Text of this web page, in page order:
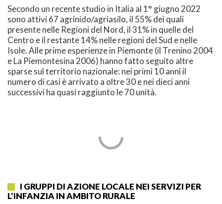
Secondo un recente studio in Italia al 1° giugno 2022
sono attivi 67 agrinido/agriasilo, il 55% dei quali
presente nelle Regioni del Nord, il 31% in quelle del
Centro e il restante 14% nelle regioni del Sud e nelle
Isole. Alle prime esperienze in Piemonte (il Trenino 2004
e La Piemontesina 2006) hanno fatto seguito altre
sparse sul territorio nazionale: nei primi 10 anni il
numero di casi è arrivato a oltre 30 e nei dieci anni
successivi ha quasi raggiunto le 70 unità.
I GRUPPI DI AZIONE LOCALE NEI SERVIZI PER
L'INFANZIA IN AMBITO RURALE